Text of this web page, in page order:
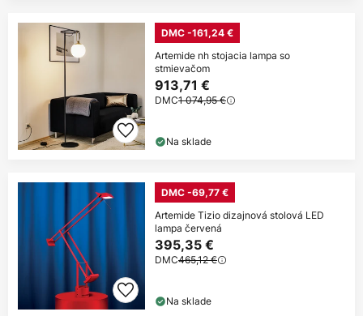
DMC -161,24 €
Artemide nh stojacia lampa so
stmievačom
913,71 €
DMC1 074,95 €
Na sklade
DMC -69,77 €
Artemide Tizio dizajnová stolová LED
lampa červená
395,35 €
DMC465,12 €
Na sklade